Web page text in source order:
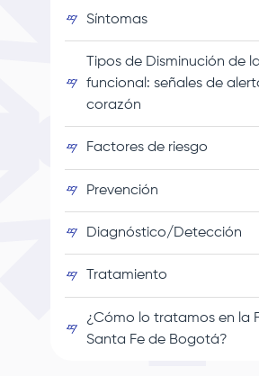
Síntomas
Tipos de Disminución de
funcional: señales de
corazón
Factores de riesgo
Prevención
Diagnóstico/Detección
Tratamiento
¿Cómo lo tratamos en la
Santa Fe de Bogotá?